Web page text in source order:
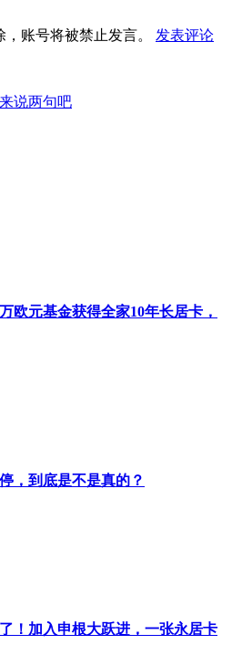
账号将被禁止发言。
发表评论
说两句吧
欧元基金获得全家10年长居卡，
，到底是不是真的？
！加入申根大跃进，一张永居卡